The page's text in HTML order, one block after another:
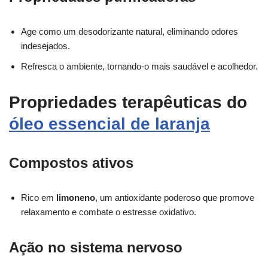
Age como um desodorizante natural, eliminando odores
indesejados.
Refresca o ambiente, tornando-o mais saudável e acolhedor.
Propriedades terapêuticas do
óleo essencial de laranja
Compostos ativos
Rico em limoneno, um antioxidante poderoso que promove
relaxamento e combate o estresse oxidativo.
Ação no sistema nervoso